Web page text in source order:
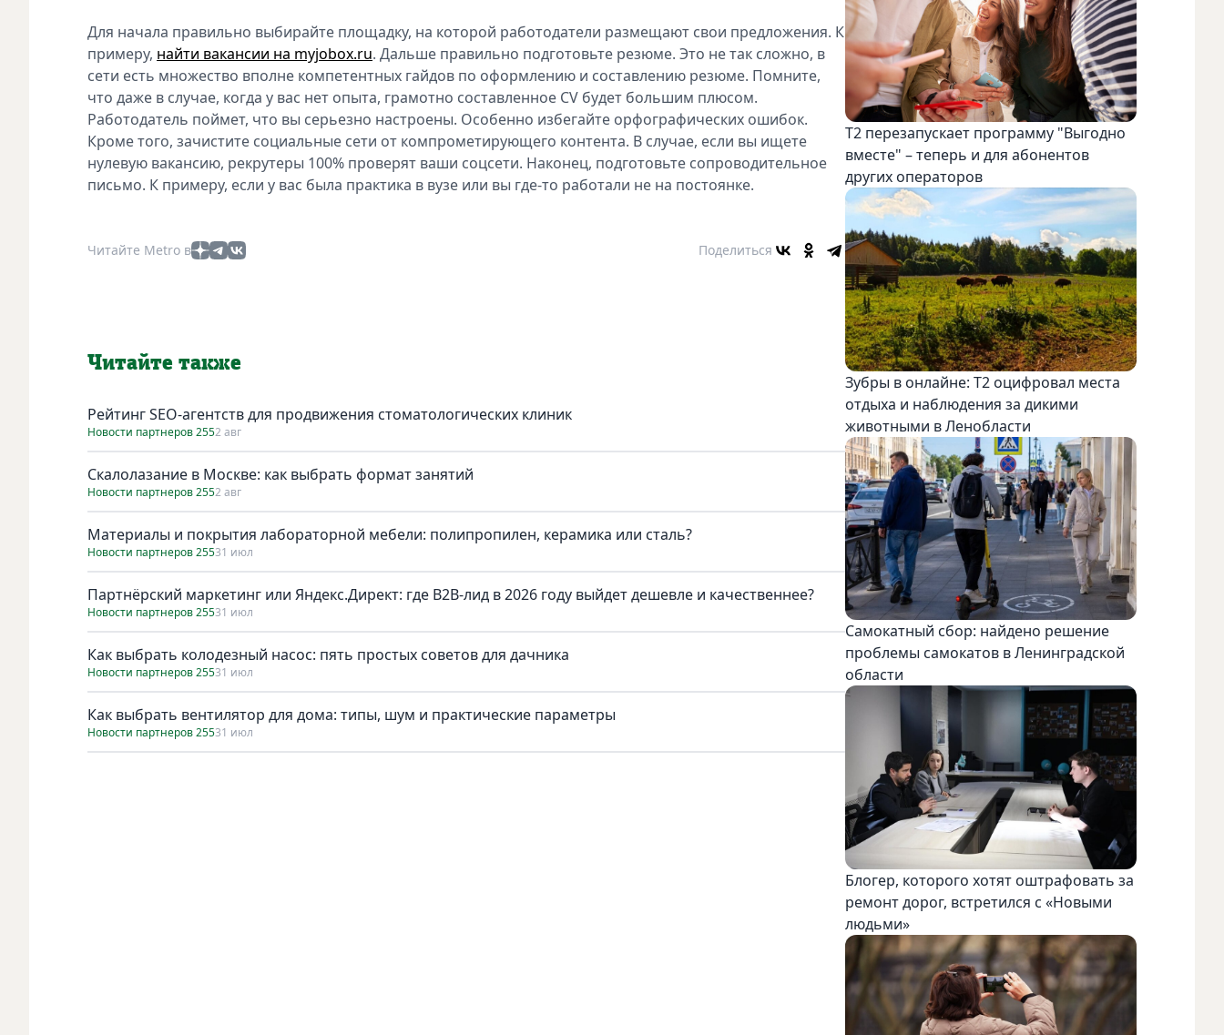
Для начала правильно выбирайте площадку, на которой работодатели размещают свои предложения. К
примеру, найти вакансии на myjobox.ru. Дальше правильно подготовьте резюме. Это не так сложно, в
сети есть множество вполне компетентных гайдов по оформлению и составлению резюме. Помните,
что даже в случае, когда у вас нет опыта, грамотно составленное CV будет большим плюсом.
Работодатель поймет, что вы серьезно настроены. Особенно избегайте орфографических ошибок.
Кроме того, зачистите социальные сети от компрометирующего контента. В случае, если вы ищете
нулевую вакансию, рекрутеры 100% проверят ваши соцсети. Наконец, подготовьте сопроводительное
письмо. К примеру, если у вас была практика в вузе или вы где-то работали не на постоянке.
Читайте Metro в Поделиться
Читайте также
Рейтинг SEO-агентств для продвижения стоматологических клиник
Новости партнеров 2552 авг
Скалолазание в Москве: как выбрать формат занятий
Новости партнеров 2552 авг
Материалы и покрытия лабораторной мебели: полипропилен, керамика или сталь?
Новости партнеров 25531 июл
Партнёрский маркетинг или Яндекс.Директ: где B2B-лид в 2026 году выйдет дешевле и качественнее?
Новости партнеров 25531 июл
Как выбрать колодезный насос: пять простых советов для дачника
Новости партнеров 25531 июл
Как выбрать вентилятор для дома: типы, шум и практические параметры
Новости партнеров 25531 июл
Т2 перезапускает программу "Выгодно
вместе" – теперь и для абонентов
других операторов
Зубры в онлайне: Т2 оцифровал места
отдыха и наблюдения за дикими
животными в Ленобласти
Самокатный сбор: найдено решение
проблемы самокатов в Ленинградской
области
Блогер, которого хотят оштрафовать за
ремонт дорог, встретился с «Новыми
людьми»